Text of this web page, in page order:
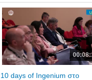
10 days of Ingenium στο